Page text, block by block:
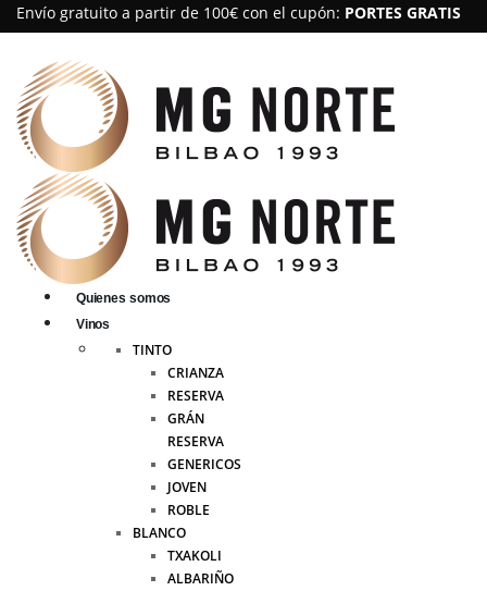
Envío gratuito a partir de 100€ con el cupón: PORTES GRATIS
Quienes somos
Vinos
TINTO
CRIANZA
RESERVA
GRÁN
RESERVA
GENERICOS
JOVEN
ROBLE
BLANCO
TXAKOLI
ALBARIÑO